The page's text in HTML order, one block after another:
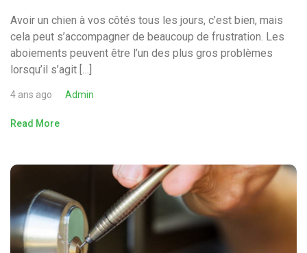
Avoir un chien à vos côtés tous les jours, c’est bien, mais
cela peut s’accompagner de beaucoup de frustration. Les
aboiements peuvent être l’un des plus gros problèmes
lorsqu’il s’agit […]
4 ans ago Admin
Read More